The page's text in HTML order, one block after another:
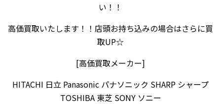
い！！
高価買取いたします！！店頭お持ち込みの場合はさらに買
取UP☆
[高価買取メーカー]
HITACHI 日立 Panasonic パナソニック SHARP シャープ
TOSHIBA 東芝 SONY ソニー